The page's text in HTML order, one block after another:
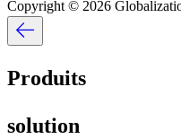
Copyright © 2026
Produits​​
solution​​